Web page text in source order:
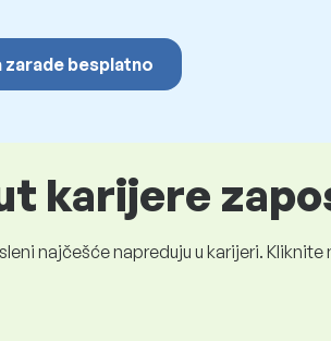
besplatno
karijere
najčešće napreduju u karijeri.